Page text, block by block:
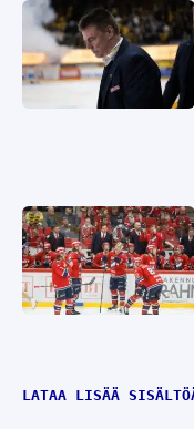
LATAA LISÄÄ